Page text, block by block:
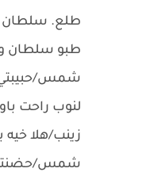
طلع. سلطان
طبو سلطان
شمس/حبيبتي
لنوب راحت
زينب/هلا خيه
شمس/حضنتها